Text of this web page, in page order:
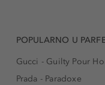
POPULARNO U
Gucci - Guilty Pour
Prada - Paradoxe